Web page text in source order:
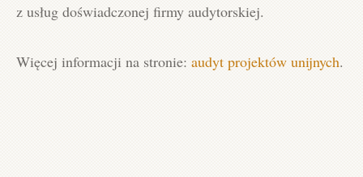
z usług doświadczonej firmy audytorskiej.
Więcej informacji na stronie: audyt projektów unijnych.